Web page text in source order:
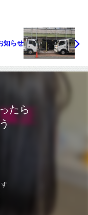
知らせ
たら
す